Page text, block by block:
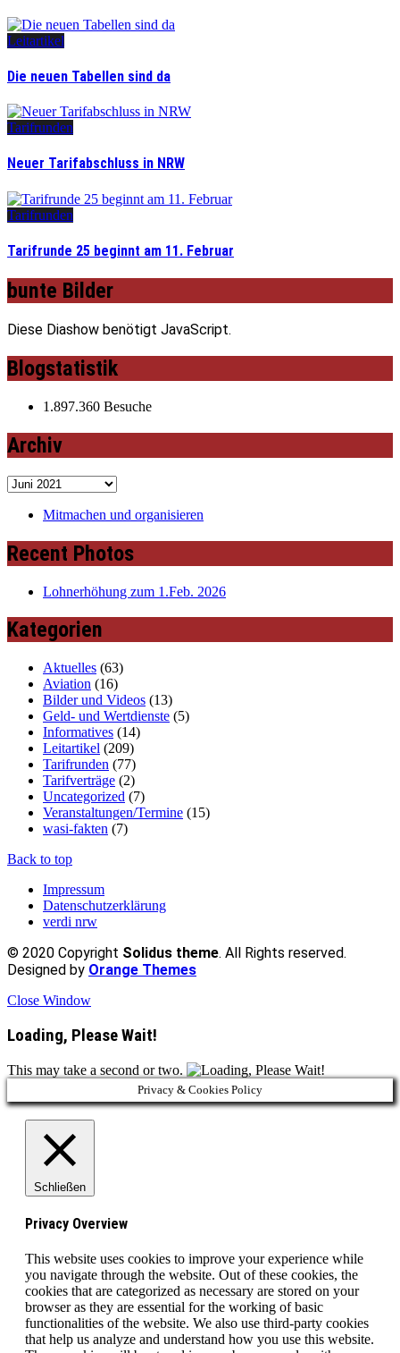
Leitartikel
Die neuen Tabellen sind da
Tarifrunden
Neuer Tarifabschluss in NRW
Tarifrunden
Tarifrunde 25 beginnt am 11. Februar
bunte Bilder
Diese Diashow benötigt JavaScript.
Blogstatistik
1.897.360 Besuche
Archiv
Archiv
Mitmachen und organisieren
Recent Photos
Lohnerhöhung zum 1.Feb. 2026
Kategorien
Aktuelles (63)
Aviation (16)
Bilder und Videos (13)
Geld- und Wertdienste (5)
Informatives (14)
Leitartikel (209)
Tarifrunden (77)
Tarifverträge (2)
Uncategorized (7)
Veranstaltungen/Termine (15)
wasi-fakten (7)
Back to top
Impressum
Datenschutzerklärung
verdi nrw
© 2020 Copyright Solidus theme. All Rights reserved.
Designed by Orange Themes
Close Window
Loading, Please Wait!
This may take a second or two.
Privacy & Cookies Policy
Schließen
Privacy Overview
This website uses cookies to improve your experience while
you navigate through the website. Out of these cookies, the
cookies that are categorized as necessary are stored on your
browser as they are essential for the working of basic
functionalities of the website. We also use third-party cookies
that help us analyze and understand how you use this website.